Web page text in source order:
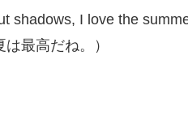
shadows, I love the
最高だね。）